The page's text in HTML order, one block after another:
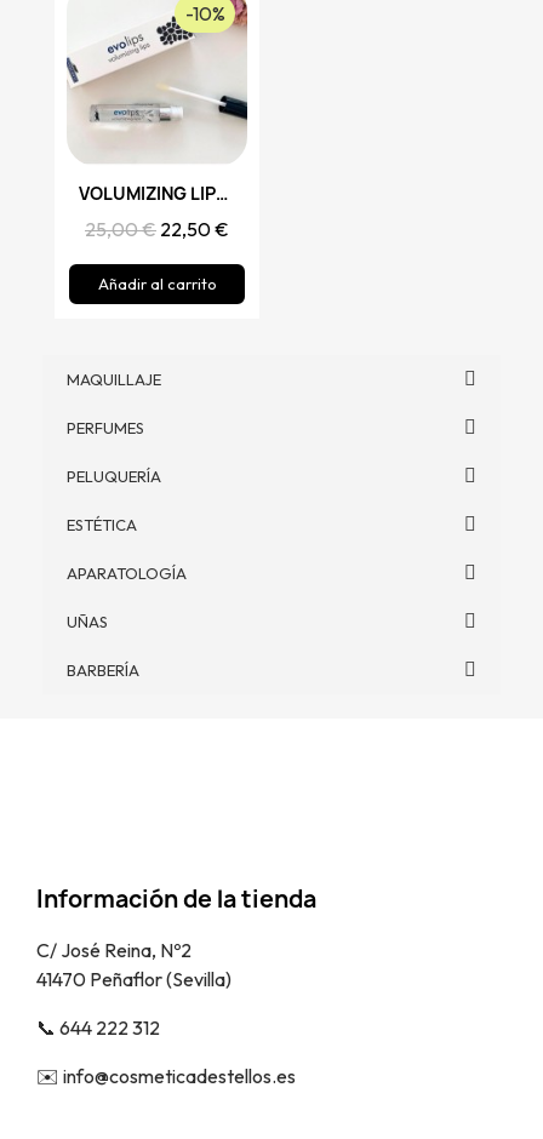
MAQUILLAJE
PERFUMES
PELUQUERÍA
ESTÉTICA
APARATOLOGÍA
UÑAS
BARBERÍA
Vista rápida
-10%
VOLUMIZING LIPS, EVOLIPS
25,00 € 22,50 €
Añadir al carrito
Información de la tienda
C/ José Reina, Nº2
41470 Peñaflor (Sevilla)
📞​ 644 222 312
✉️​ info@cosmeticadestellos.es